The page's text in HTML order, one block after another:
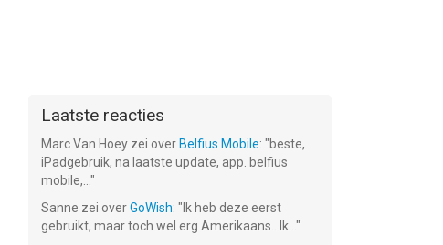
Laatste reacties
Marc Van Hoey zei over Belfius Mobile: "beste,
iPadgebruik, na laatste update, app. belfius
mobile,... "
Sanne zei overGoWish: " Ik heb deze eerst
gebruikt, maar toch wel erg Amerikaans.. Ik... "